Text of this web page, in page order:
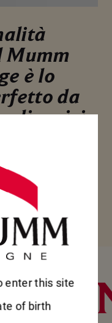
Mumm
è lo
da
gli amici
o le
tutti i
e
scorre
enter this site
of birth